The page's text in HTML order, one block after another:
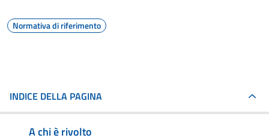
Normativa di riferimento
INDICE DELLA PAGINA
A chi è rivolto